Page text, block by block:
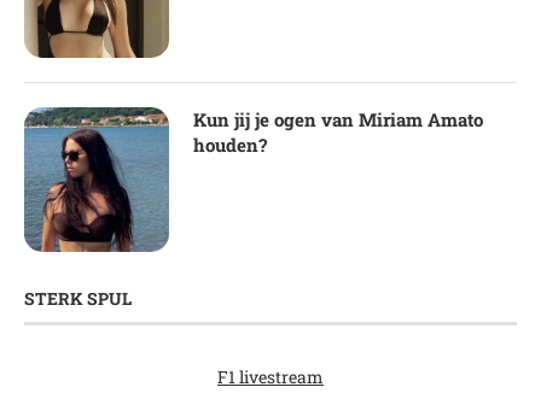
Kun jij je ogen van Miriam Amato
houden?
STERK SPUL
F1 livestream